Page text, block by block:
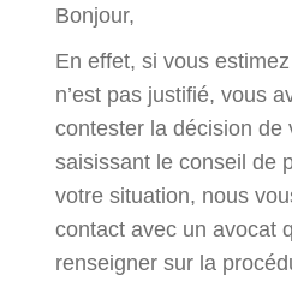
Bonjour,
En effet, si vous
n’est pas justifié, vous
contester la décision de
saisissant le conseil de
votre situation, nous
contact avec un avocat
renseigner sur la